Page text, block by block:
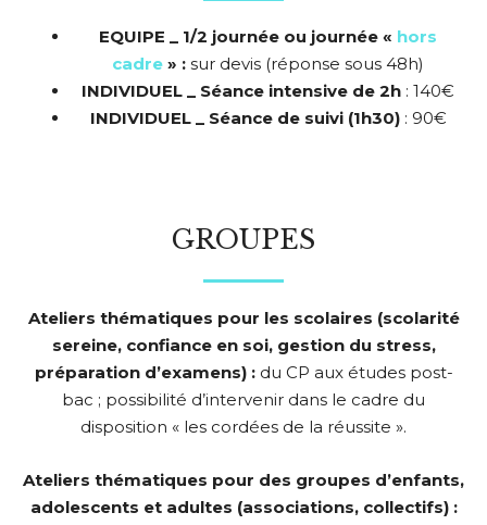
EQUIPE _ 1/2 journée ou journée « hors
cadre » : sur devis (réponse sous 48h)
INDIVIDUEL _ Séance intensive de 2h : 140€
INDIVIDUEL _ Séance de suivi (1h30) : 90€
GROUPES
Ateliers thématiques pour les scolaires (scolarité
sereine, confiance en soi, gestion du stress,
préparation d’examens) : du CP aux études post-
bac ; possibilité d’intervenir dans le cadre du
disposition « les cordées de la réussite ».
Ateliers thématiques pour des groupes d’enfants,
adolescents et adultes (associations, collectifs) :